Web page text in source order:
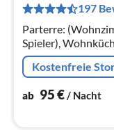
197
Parterre:
Spieler),
Wasserkocher,
Kaffeemaschine,
Kostenfreie
ab 95€/ Nacht